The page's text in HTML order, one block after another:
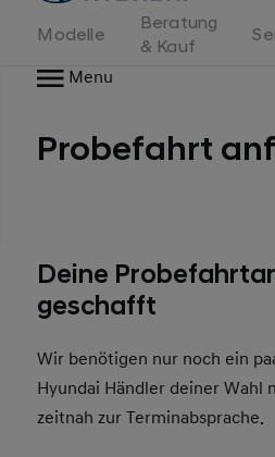
Modelle
Beratung
& Kauf
Menu
Probefahrt
Deine
geschafft
Wir benötigen nur noch ein
Hyundai Händler deiner Wahl
zeitnah zur Terminabsprache.